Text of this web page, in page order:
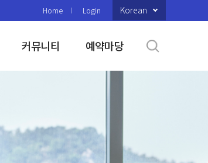
Home Login Korean
커뮤니티 예약마당